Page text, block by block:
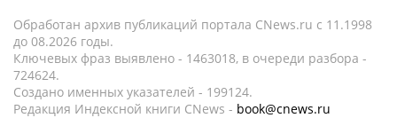
Обработан архив публикаций портала CNews.ru c 11.1998
до 08.2026 годы.
Ключевых фраз выявлено - 1463018, в очереди разбора -
724624.
Создано именных указателей - 199124.
Редакция Индексной книги CNews - book@cnews.ru